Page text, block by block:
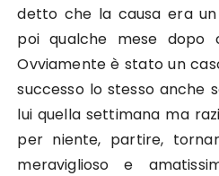
detto che la causa era
poi qualche mese
Ovviamente è stato un
successo lo stesso anche
lui quella settimana ma
per niente, partire,
meraviglioso e